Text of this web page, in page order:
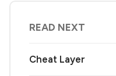
READ NEXT
Cheat Layer